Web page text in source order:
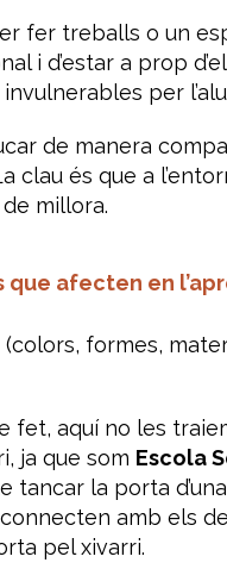
fer treballs o un
i d’estar a prop
per
de manera
clau és que a
millora.
que afecten en
formes,
fet, aquí no les
ja que som Escola
tancar la porta
amb els
pel xivarri.